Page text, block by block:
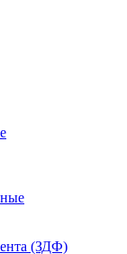
(ЗДФ)